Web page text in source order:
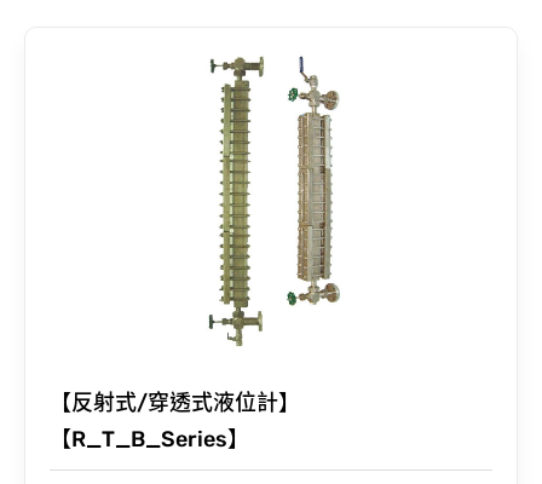
【反射式/穿透式液位計】
【R_T_B_Series】